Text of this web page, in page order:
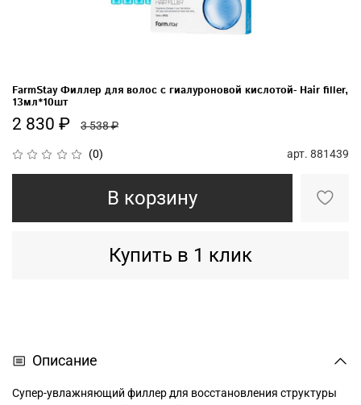
(0) арт. 881439
FarmStay Филлер для волос с гиалуроновой кислотой- Hair filler,
13мл*10шт
2 830 ₽ 3 538 ₽
В корзину
Купить в 1 клик
Описание
Супер-увлажняющий филлер для восстановления структуры